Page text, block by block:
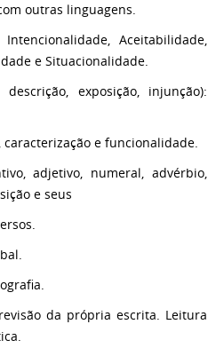
outras linguagens.
Aceitabilidade,
e Situacionalidade.
exposição, injunção):
caracterização e funcionalidade.
adjetivo, numeral, advérbio,
e seus
da própria escrita. Leitura